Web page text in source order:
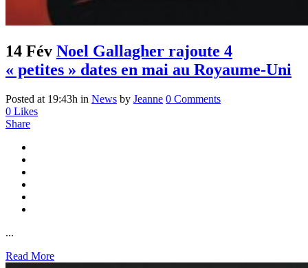
14 Fév Noel Gallagher rajoute 4
« petites » dates en mai au Royaume-Uni
Posted at 19:43h in News by Jeanne 0 Comments
0 Likes
Share
...
Read More